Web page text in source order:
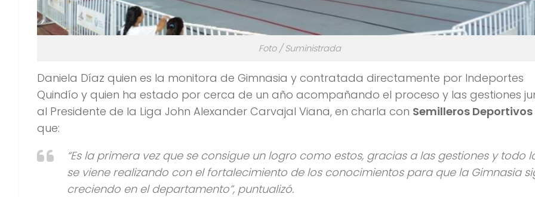
Foto / Suministrada
Daniela Díaz quien es la monitora de Gimnasia y contratada directamente por Indeportes
Quindío y quien ha estado por cerca de un año acompañando el proceso y las gestiones
al Presidente de la Liga John Alexander Carvajal Viana, en charla con Semilleros Deportivos
que:
“Es la primera vez que se consigue un logro como estos, gracias a las gestiones y todo
se viene realizando con el fortalecimiento de los conocimientos para que la Gimnasia
creciendo en el departamento”, puntualizó.